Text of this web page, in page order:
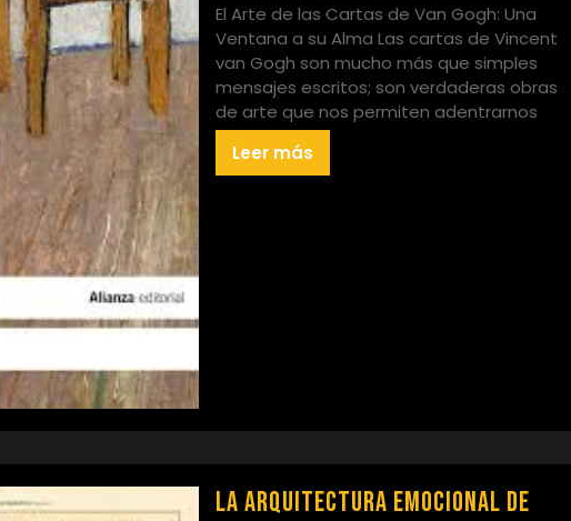
El Arte de las Cartas de Van Gogh: Una
Ventana a su Alma Las cartas de Vincent
van Gogh son mucho más que simples
mensajes escritos; son verdaderas obras
de arte que nos permiten adentrarnos
Leer más
La arquitectura emocional de